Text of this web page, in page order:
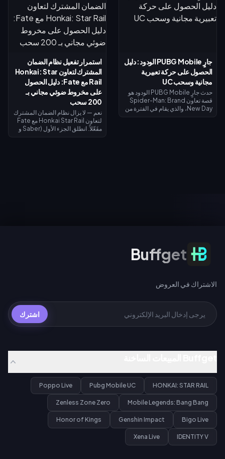
(Reiryoku) - وهي العملة
المستخدمة للحصول على مظهر مومو
أيايسي (Momo Ayase) الملحمي
الاستبدال في 31 أغسطس.
الوصول إلى المستوى الأقصى — وهي
كافية لتمويل تذكرة النخبة أو محاولات
الحصول على ليفاي. يوضح لك دليل
الأسبوع الأول هذا كيفية جمع الذهب
المجاني، واسترداد الرموز، وتوقيت
استرداد الأموال بحيث لا يكلفك ليفاي
جارٍ PUBG Mobile الودود: دليل
الحصول على حركة تعبيرية
مجانية وسحب UC
حدث جارٍ PUBG Mobile الودود هو
قصة تعاون Spider-Man: Brand
New Day، والذي يقام في الفترة من
استمرار تفعيل نظام الضمان
المشترك لتعاون Honkai: Star
Rail مع Fate: دليل الحصول
على مخروط ضوئي مجاني بـ
200 سحب
نعم — لا يزال نظام الضمان المشترك
لتعاون Honkai Star Rail مع Fate
مفَعّلاً. انطلق الجزء الأول (Saber و
الاشتراك في العروضBuffget
الاشتراك في العروض
اشترك
HONKAI: STAR RAIL
Pubg Mobile UC
Poppo Live
Mobile Legends: Bang Bang
Zenless Zone Zero
Bigo Live
Genshin Impact
Honor of Kings
IDENTITY V
Xena Live